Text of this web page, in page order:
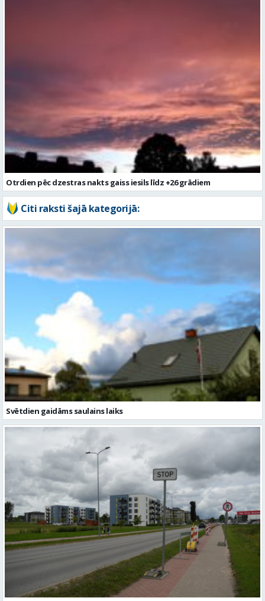
Otrdien pēc dzestras nakts gaiss iesils līdz +26 grādiem
Citi raksti šajā kategorijā:
Svētdien gaidāms saulains laiks